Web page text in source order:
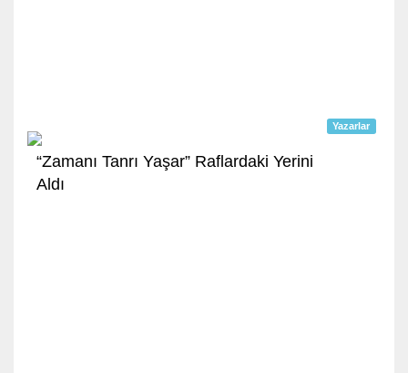
Yazarlar
“Zamanı Tanrı Yaşar” Raflardaki Yerini
Aldı